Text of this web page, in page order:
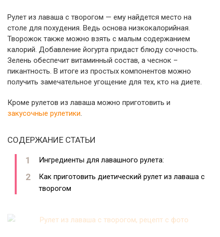
Рулет из лаваша с творогом — ему найдется место на
столе для похудения. Ведь основа низкокалорийная.
Творожок также можно взять с малым содержанием
калорий. Добавление йогурта придаст блюду сочность.
Зелень обеспечит витаминный состав, а чеснок –
пикантность. В итоге из простых компонентов можно
получить замечательное угощение для тех, кто на диете.
Кроме рулетов из лаваша можно приготовить и
закусочные рулетики.
СОДЕРЖАНИЕ СТАТЬИ
Ингредиенты для лавашного рулета:
Как приготовить диетический рулет из лаваша с
творогом